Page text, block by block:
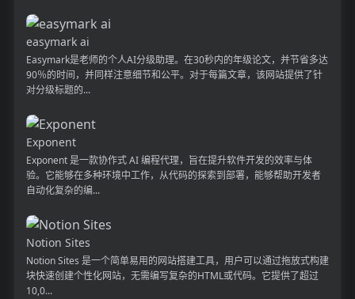
easymark ai
Easymark是老师的个人AI分级助理。在30秒内的年级论文，并节省多达
90％的时间，并同样注意细节和公平。对于每篇文章，该网站提供了针
对分级标题的...
Exponent
Exponent 是一款协作式 AI 编程代理，旨在提升软件开发的效率与体
验。它能够在多种环境中工作，从代码的探索到部署，能够帮助开发者
自动化复杂的编...
Notion Sites
Notion Sites 是一个简单易用的网站搭建工具，用户可以通过拖放式构建
块快速创建个性化网站，无需编写复杂的HTML或代码。它提供了超过
10,0...